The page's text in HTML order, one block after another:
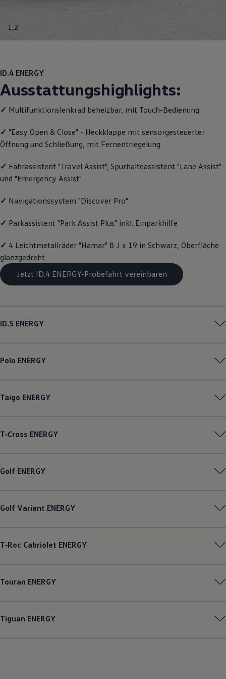
Motorenöl und Flüssigkeiten
Entertainment und Elektronik
Individualisieren
Wallbox und Ladekabel
Volkswagen Apps, Login und Shop
Handy und Fahrzeug verbinden
Über Ihr Auto
Vorgängermodelle
Kundeninformationen
Warn- und Kontrollleuchten
Live Beratung
Lifestyle
Familie
Elektromobilität
1 ,2
ID.4 ENERGY
Ausstattungshighlights:
✓ Multifunktionslenkrad beheizbar, mit Touch-Bedienung
✓ "Easy Open & Close" - Heckklappe mit sensorgesteuerter
Öffnung und Schließung, mit Fernentriegelung
✓ Fahrassistent "Travel Assist", Spurhalteassistent "Lane Assist"
und "Emergency Assist"
✓ Navigationssystem "Discover Pro"
✓ Parkassistent "Park Assist Plus" inkl. Einparkhilfe
✓ 4 Leichtmetallräder "Hamar" 8 J x 19 in Schwarz, Oberfläche
glanzgedreht
Jetzt ID.4 ENERGY-Probefahrt vereinbaren
ID.5 ENERGY
Polo ENERGY
Taigo ENERGY
T‑Cross ENERGY
Golf ENERGY
Golf Variant ENERGY
T‑Roc Cabriolet ENERGY
Touran ENERGY
Tiguan ENERGY